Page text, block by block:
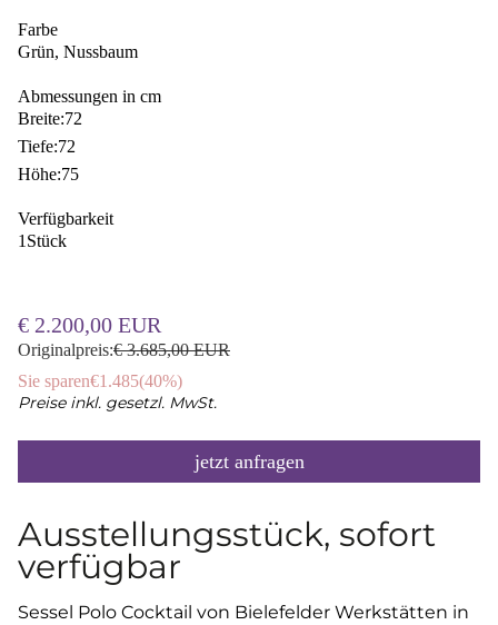
Farbe
Grün, Nussbaum
Abmessungen in cm
Breite:72
Tiefe:72
Höhe:75
Verfügbarkeit
1Stück
€ 2.200,00 EUR
Originalpreis:€ 3.685,00 EUR
Sie sparen€1.485(40%)
Preise inkl. gesetzl. MwSt.
jetzt anfragen
Ausstellungsstück, sofort
verfügbar
Sessel Polo Cocktail von Bielefelder Werkstätten in